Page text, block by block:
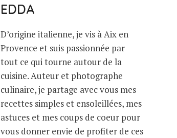
EDDA
D’origine italienne, je vis à Aix en
Provence et suis passionnée par
tout ce qui tourne autour de la
cuisine. Auteur et photographe
culinaire, je partage avec vous mes
recettes simples et ensoleillées, mes
astuces et mes coups de coeur pour
vous donner envie de profiter de ces